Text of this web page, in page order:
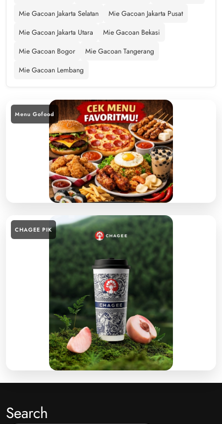
Mie Gacoan Jakarta Selatan
Mie Gacoan Jakarta Pusat
Mie Gacoan Jakarta Utara
Mie Gacoan Bekasi
Mie Gacoan Bogor
Mie Gacoan Tangerang
Mie Gacoan Lembang
Menu Gofood
CHAGEE PIK
Search